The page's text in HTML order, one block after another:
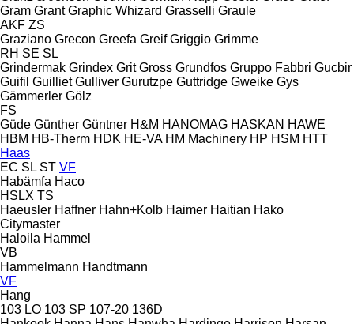
Gram Grant Graphic Whizard Grasselli Graule
AKF ZS
Graziano Grecon Greefa Greif Griggio Grimme
RH SE SL
Grindermak Grindex Grit Gross Grundfos Gruppo Fabbri Gucbir
Guifil Guilliet Gulliver Gurutzpe Guttridge Gweike Gys
Gämmerler Gölz
FS
Güde Günther Güntner H&M HANOMAG HASKAN HAWE
HBM HB‑Therm HDK HE-VA HM Machinery HP HSM HTT
Haas
EC SL ST VF
Habämfa Haco
HSLX TS
Haeusler Haffner Hahn+Kolb Haimer Haitian Hako
Citymaster
Haloila Hammel
VB
Hammelmann Handtmann
VF
Hang
103 LO 103 SP 107-20 136D